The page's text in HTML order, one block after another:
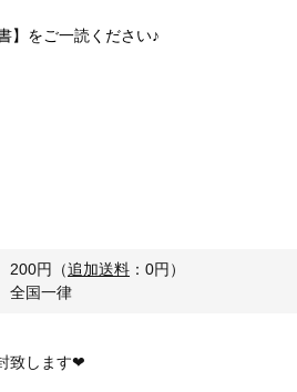
】をご一読ください♪
200円 （追加送料 ： 0円）
全国一律
致します❤︎